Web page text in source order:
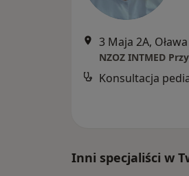
3 Maja 2A, Oława
NZOZ INTMED
Konsultacja
Inni specjaliści w